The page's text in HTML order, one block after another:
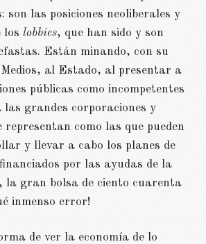
son las posiciones neoliberales y
los lobbies, que han sido y son
Están minando, con su
al Estado, al presentar a
públicas como incompetentes
las grandes corporaciones y
como las que pueden
y llevar a cabo los planes de
por las ayudas de la
la gran bolsa de ciento cuarenta
inmenso error!
de ver la economía de lo